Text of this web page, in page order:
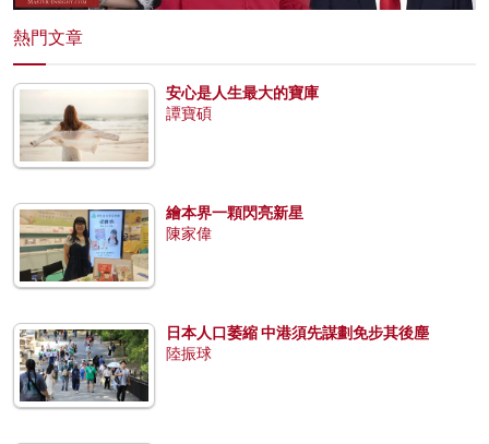
熱門文章
安心是人生最大的寶庫
譚寶碩
繪本界一顆閃亮新星
陳家偉
日本人口萎縮 中港須先謀劃免步其後塵
陸振球